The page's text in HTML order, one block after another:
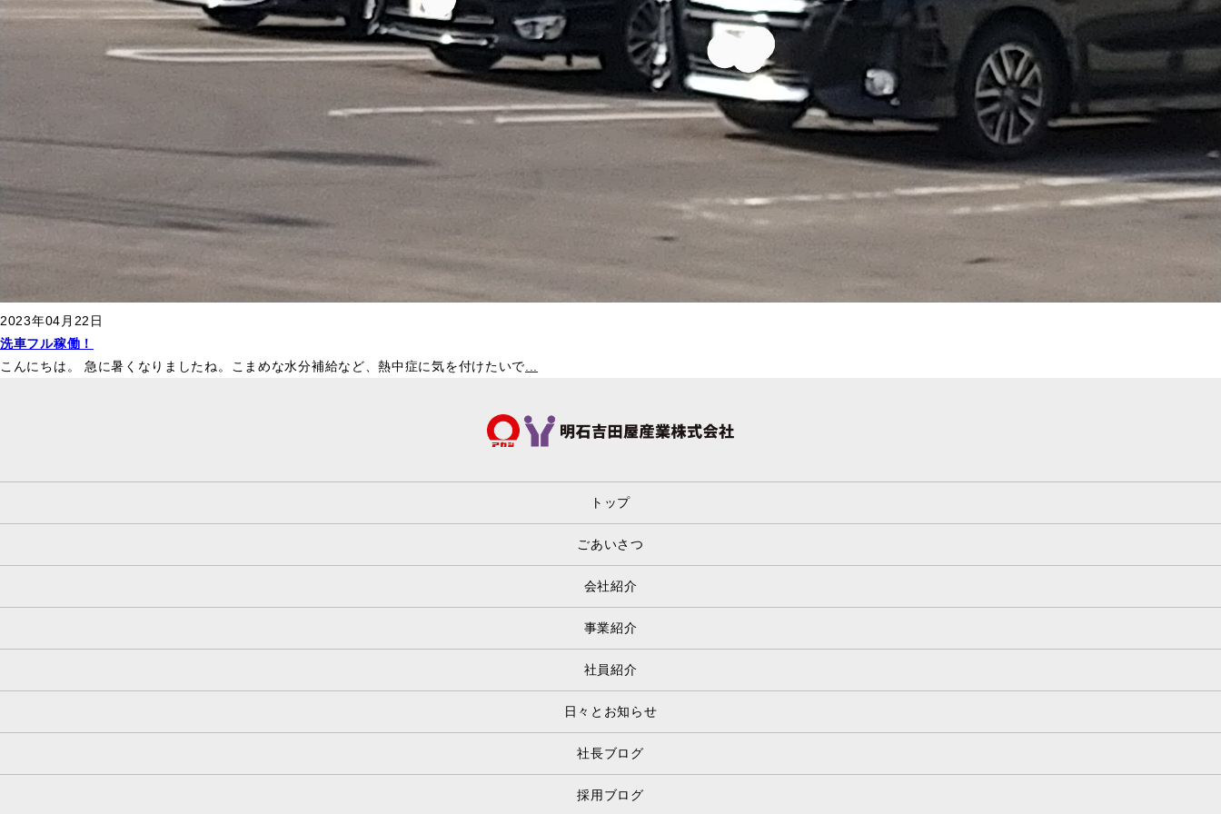
2023年04月22日
洗車フル稼働！
こんにちは。 急に暑くなりましたね。こまめな水分補給など、熱中症に気を付けたいで
トップ
ごあいさつ
会社紹介
事業紹介
社員紹介
日々とお知らせ
社長ブログ
採用ブログ